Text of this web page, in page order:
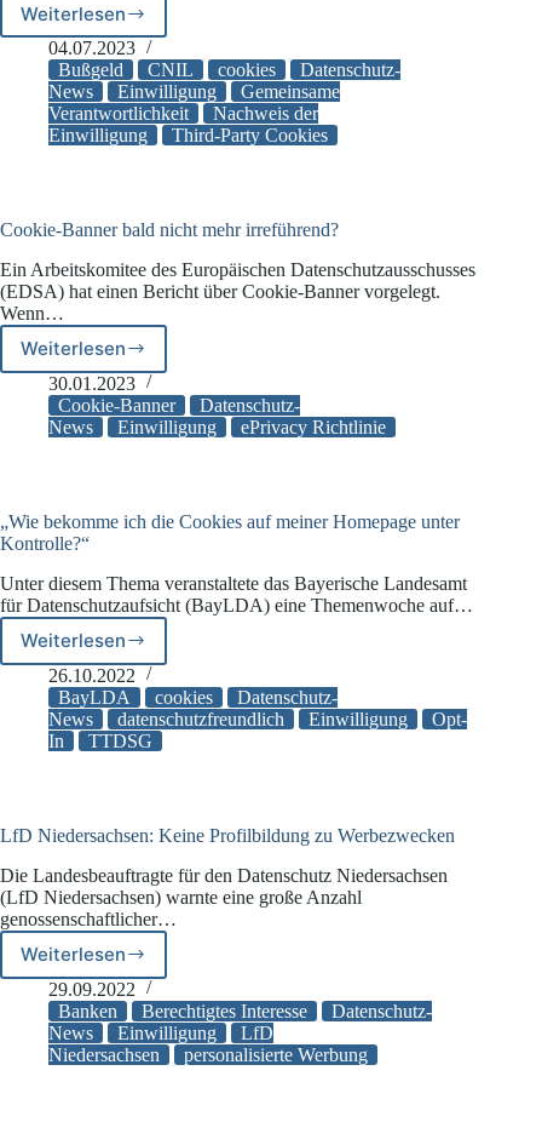
Weiterlesen
CNIL:
40
Mil.
EUR
Bußgeld
04.07.2023
Bußgeld
CNIL cookies
Datenschutz-
News
Einwilligung
Gemeinsame
Verantwortlichkeit
Nachweis der
Einwilligung
Third-Party Cookies
Cookie-Banner bald nicht mehr irreführend?
Ein Arbeitskomitee des Europäischen Datenschutzausschusses
(EDSA) hat einen Bericht über Cookie-Banner vorgelegt.
Wenn…
Weiterlesen
Cookie-
Banner
bald
nicht
30.01.2023
Cookie-Banner
Datenschutz-
News
Einwilligung ePrivacy Richtlinie
„Wie bekomme ich die Cookies auf meiner Homepage unter
Kontrolle?“
Unter diesem Thema veranstaltete das Bayerische Landesamt
für Datenschutzaufsicht (BayLDA) eine Themenwoche auf…
Weiterlesen
„Wie
bekomme
ich
die
Cookies
unter
26.10.2022
BayLDA
cookies
Datenschutz-
News
datenschutzfreundlich Einwilligung
Opt-
In
TTDSG
LfD Niedersachsen: Keine Profilbildung zu Werbezwecken
Die Landesbeauftragte für den Datenschutz Niedersachsen
(LfD Niedersachsen) warnte eine große Anzahl
genossenschaftlicher…
Weiterlesen
LfD
Niedersachsen:
Keine
Profilbildung
zu
29.09.2022
Banken
Berechtigtes Interesse
Datenschutz-
News
Einwilligung
LfD
Niedersachsen
personalisierte Werbung